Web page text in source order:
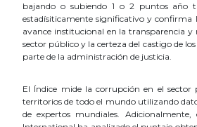
bajando o subiendo 1 o 2 puntos año
estadísiticamente significativo y confirma
avance institucional en la transparencia y
sector público y la certeza del castigo de
parte de la administración de justicia.
El Índice mide la corrupción en el sector
territorios de todo el mundo utilizando
de expertos mundiales. Adicionalmente,